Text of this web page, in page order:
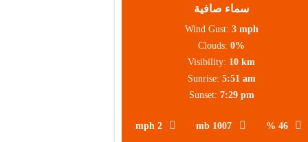
سماء صافية
46 %
1007 mb
2 mph
Wind Gust: 3 mph
Clouds: 0%
Visibility: 10 km
Sunrise: 5:51 am
Sunset: 7:29 pm